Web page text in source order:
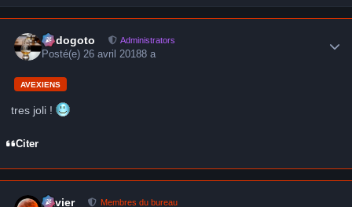
frédogoto Administrators
Posté(e)26 avril 20188 a
AVEXIENS
tres joli !
Citer
Xavier Membres du bureau